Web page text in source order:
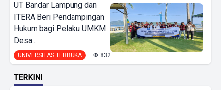
UT Bandar Lampung dan
ITERA Beri Pendampingan
Hukum bagi Pelaku UMKM
Desa...
UNIVERSITAS TERBUKA 832
TERKINI